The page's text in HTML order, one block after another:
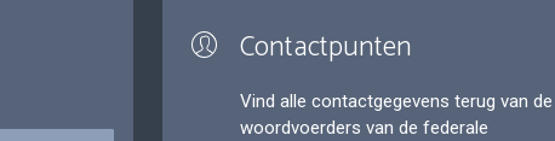
Contactpunten
Vind alle contactgegevens terug van de
woordvoerders van de federale